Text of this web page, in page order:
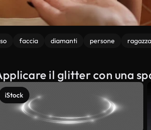
faccia diamanti persone ragazza
il glitter con una
iStock